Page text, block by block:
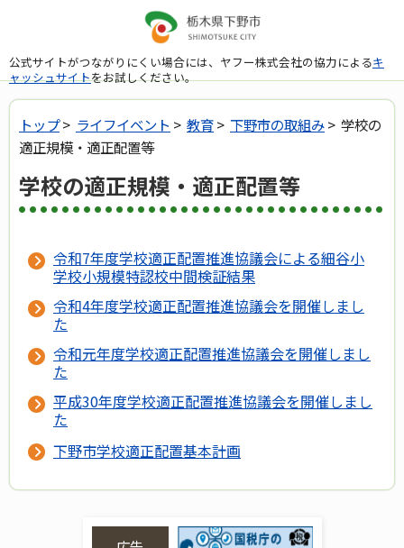
公式サイトがつながりにくい場合には、ヤフー株式会社の協力によるキ
ャッシュサイトをお試しください。
トップ> ライフイベント > 教育> 下野市の取組み> 学校の
適正規模・適正配置等
学校の適正規模・適正配置等
令和7年度学校適正配置推進協議会による細谷小
学校小規模特認校中間検証結果
令和4年度学校適正配置推進協議会を開催しまし
た
令和元年度学校適正配置推進協議会を開催しまし
た
平成30年度学校適正配置推進協議会を開催しまし
た
下野市学校適正配置基本計画